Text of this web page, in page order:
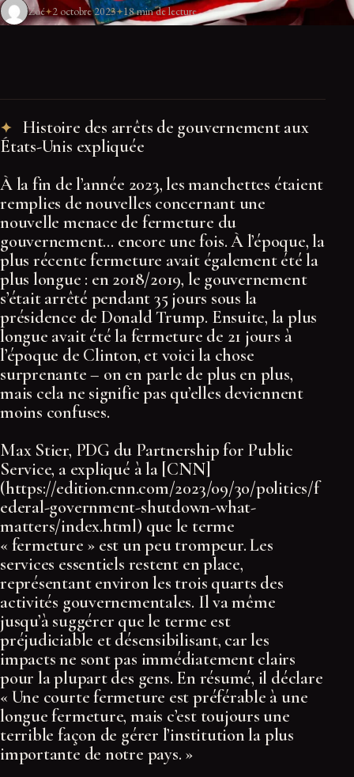
Zoé 2 octobre 2023 18 min de lecture
Histoire des arrêts de gouvernement aux
États-Unis expliquée
À la fin de l’année 2023, les manchettes étaient
remplies de nouvelles concernant une
nouvelle menace de fermeture du
gouvernement… encore une fois. À l’époque, la
plus récente fermeture avait également été la
plus longue : en 2018/2019, le gouvernement
s’était arrêté pendant 35 jours sous la
présidence de Donald Trump. Ensuite, la plus
longue avait été la fermeture de 21 jours à
l’époque de Clinton, et voici la chose
surprenante – on en parle de plus en plus,
mais cela ne signifie pas qu’elles deviennent
moins confuses.
Max Stier, PDG du Partnership for Public
Service, a expliqué à la [CNN]
(https://edition.cnn.com/2023/09/30/politics/f
ederal-government-shutdown-what-
matters/index.html) que le terme
« fermeture » est un peu trompeur. Les
services essentiels restent en place,
représentant environ les trois quarts des
activités gouvernementales. Il va même
jusqu’à suggérer que le terme est
préjudiciable et désensibilisant, car les
impacts ne sont pas immédiatement clairs
pour la plupart des gens. En résumé, il déclare
« Une courte fermeture est préférable à une
longue fermeture, mais c’est toujours une
terrible façon de gérer l’institution la plus
importante de notre pays. »